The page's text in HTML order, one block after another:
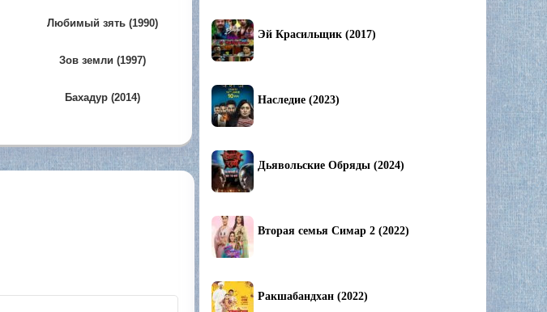
Любимый зять (1990)
Зов земли (1997)
Бахадур (2014)
Эй Красильщик (2017)
Наследие (2023)
Дьявольские Обряды (2024)
Вторая семья Симар 2 (2022)
Ракшабандхан (2022)